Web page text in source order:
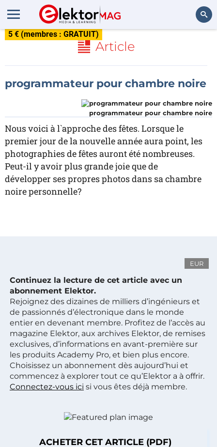
5 € (membres : GRATUIT)
Article
programmateur pour chambre noire
programmateur pour chambre noire
Nous voici à l`approche des fêtes. Lorsque le
premier jour de la nouvelle année aura point, les
photographies de fêtes auront été nombreuses.
Peut-il y avoir plus grande joie que de
développer ses propres photos dans sa chambre
noire personnelle?
EUR
Continuez la lecture de cet article avec un
abonnement Elektor.
Rejoignez des dizaines de milliers d’ingénieurs et
de passionnés d’électronique dans le monde
entier en devenant membre. Profitez de l’accès au
magazine Elektor, aux archives Elektor, de remises
exclusives, d’informations en avant-première sur
les produits Academy Pro, et bien plus encore.
Choisissez un abonnement dès aujourd’hui et
commencez à explorer tout ce qu’Elektor a à offrir.
Connectez-vous ici si vous êtes déjà membre.
ACHETER CET ARTICLE (PDF)